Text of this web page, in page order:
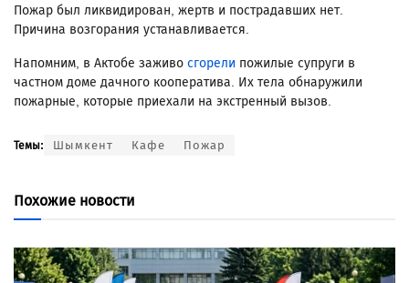
Пожар был ликвидирован, жертв и пострадавших нет.
Причина возгорания устанавливается.
Напомним, в Актобе заживо сгорели пожилые супруги в
частном доме дачного кооператива. Их тела обнаружили
пожарные, которые приехали на экстренный вызов.
Темы: Шымкент Кафе Пожар
Похожие новости